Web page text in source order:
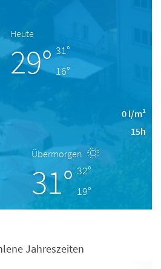
Heute
29° 31°
16°
0 l/m²
15h
Übermorgen
31° 32°
19°
Jahreszeiten